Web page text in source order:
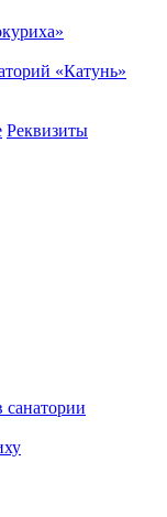
«Катунь»
Реквизиты
санатории